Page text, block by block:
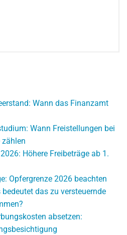
Wann das Finanzamt
Wann Freistellungen bei
zählen
Höhere Freibeträge ab 1.
Opfergrenze 2026 beachten
bedeutet das zu versteuernde
absetzen: